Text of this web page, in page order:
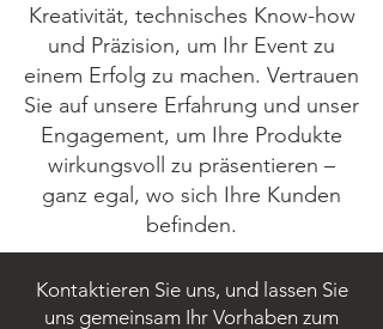
Kreativität, technisches Know-how
und Präzision, um Ihr Event zu
einem Erfolg zu machen. Vertrauen
Sie auf unsere Erfahrung und unser
Engagement, um Ihre Produkte
wirkungsvoll zu präsentieren –
ganz egal, wo sich Ihre Kunden
befinden.​
Kontaktieren Sie uns, und lassen Sie
uns gemeinsam Ihr Vorhaben zum